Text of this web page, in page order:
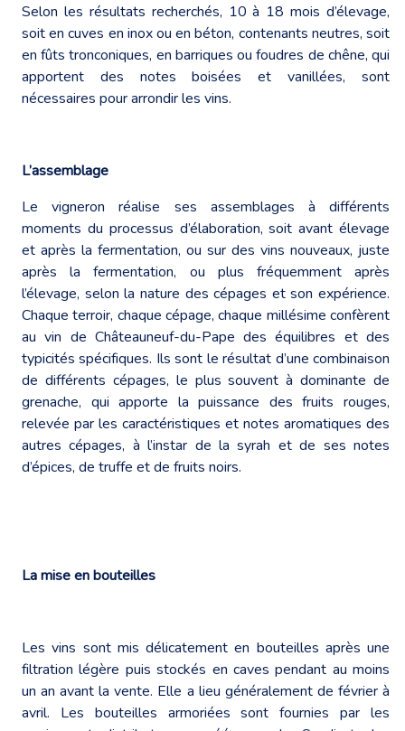
Selon les résultats recherchés, 10 à 18 mois d’élevage,
soit en cuves en inox ou en béton, contenants neutres, soit
en fûts tronconiques, en barriques ou foudres de chêne, qui
apportent des notes boisées et vanillées, sont
nécessaires pour arrondir les vins.
L’assemblage
Le vigneron réalise ses assemblages à différents
moments du processus d’élaboration, soit avant élevage
et après la fermentation, ou sur des vins nouveaux, juste
après la fermentation, ou plus fréquemment après
l’élevage, selon la nature des cépages et son expérience.
Chaque terroir, chaque cépage, chaque millésime confèrent
au vin de Châteauneuf-du-Pape des équilibres et des
typicités spécifiques. Ils sont le résultat d’une combinaison
de différents cépages, le plus souvent à dominante de
grenache, qui apporte la puissance des fruits rouges,
relevée par les caractéristiques et notes aromatiques des
autres cépages, à l’instar de la syrah et de ses notes
d’épices, de truffe et de fruits noirs.
La mise en bouteilles
Les vins sont mis délicatement en bouteilles après une
filtration légère puis stockés en caves pendant au moins
un an avant la vente. Elle a lieu généralement de février à
avril. Les bouteilles armoriées sont fournies par les